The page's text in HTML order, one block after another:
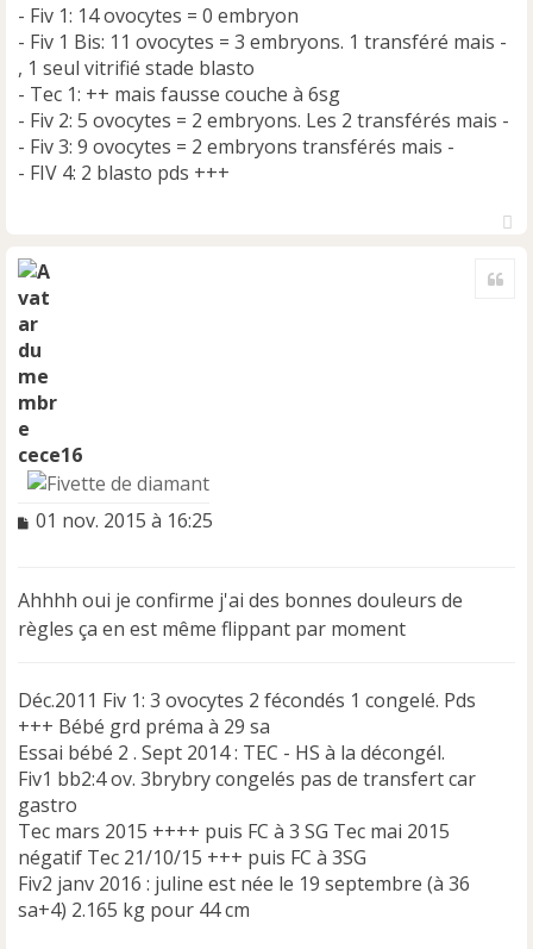
- Fiv 1: 14 ovocytes = 0 embryon
- Fiv 1 Bis: 11 ovocytes = 3 embryons. 1 transféré mais -
, 1 seul vitrifié stade blasto
- Tec 1: ++ mais fausse couche à 6sg
- Fiv 2: 5 ovocytes = 2 embryons. Les 2 transférés mais -
- Fiv 3: 9 ovocytes = 2 embryons transférés mais -
- FIV 4: 2 blasto pds +++
cece16
M
s
a
g
o
n
l
u
01 nov. 2015 à 16:25
Ahhhh oui je confirme j'ai des bonnes douleurs de
règles ça en est même flippant par moment
Déc.2011 Fiv 1: 3 ovocytes 2 fécondés 1 congelé. Pds
+++ Bébé grd préma à 29 sa
Essai bébé 2 . Sept 2014 : TEC - HS à la décongél.
Fiv1 bb2:4 ov. 3brybry congelés pas de transfert car
gastro
Tec mars 2015 ++++ puis FC à 3 SG Tec mai 2015
négatif Tec 21/10/15 +++ puis FC à 3SG
Fiv2 janv 2016 : juline est née le 19 septembre (à 36
sa+4) 2.165 kg pour 44 cm